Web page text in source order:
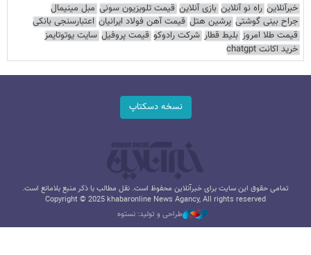
خبرآنلاین راه نو آنلاین بازی آنلاین قیمت تلویزیون سونی مبل مینیمال
جراح بینی گوشتی پرشین هتل قیمت آهن فولاد ایرانیان اعتبارسنجی بانکی
قیمت طلا امروز بلیط قطار شرکت رادوکو قیمت پروفیل سایت یوتوتایمز
خرید اکانت chatgpt
نسخه دسکتاپ
تمامی حقوق این سایت برای خبرآنلاین محفوظ است. نقل مطالب با ذکر منبع بلامانع است.
Copyright © 2025 khabaronline News Agancy, All rights reserved
طراحی و تولید: نستوه